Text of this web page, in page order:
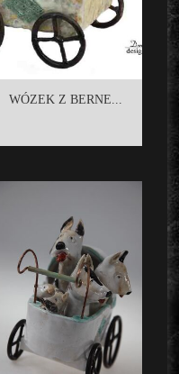
WÓZEK Z BERNE...